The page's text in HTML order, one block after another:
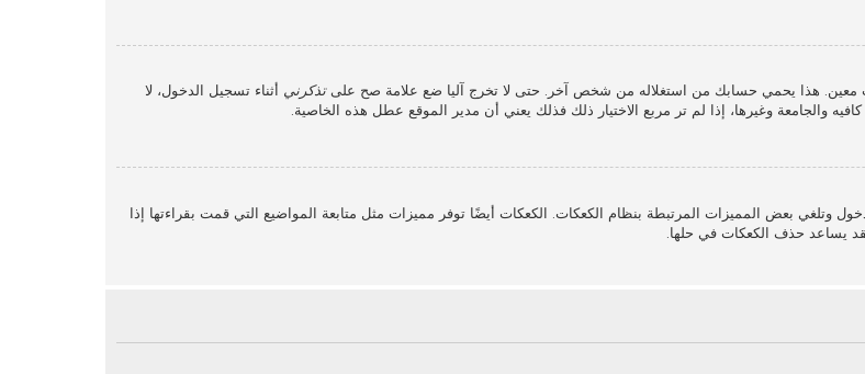
معين. هذا يحمي حسابك من استغلاله من شخص آخر. حتى لا تخرج آليا ضع علامة صح علىتذكرني أثناء تسجيل الدخول، لا
والجامعة وغيرها، إذا لم تر مربع الاختيار ذلك فذلك يعني أن مدير الموقع عطل هذه الخاصية.
وتلغي بعض المميزات المرتبطة بنظام الكعكات. الكعكات أيضًا توفر مميزات مثل متابعة المواضيع التي قمت بقراءتها إذا
يساعد حذف الكعكات في حلها.